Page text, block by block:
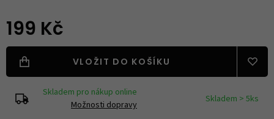
199 Kč
VLOŽIT DO KOŠÍKU
Skladem pro nákup online
Možnosti dopravy
Skladem > 5ks